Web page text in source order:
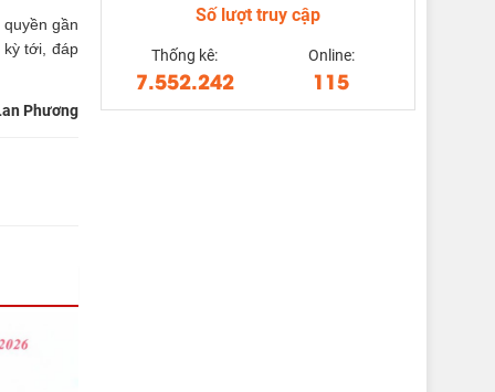
gần
kỳ tới, đáp
Phương
Số lượt truy cập
Thống kê:
7.552.242
Online:
115